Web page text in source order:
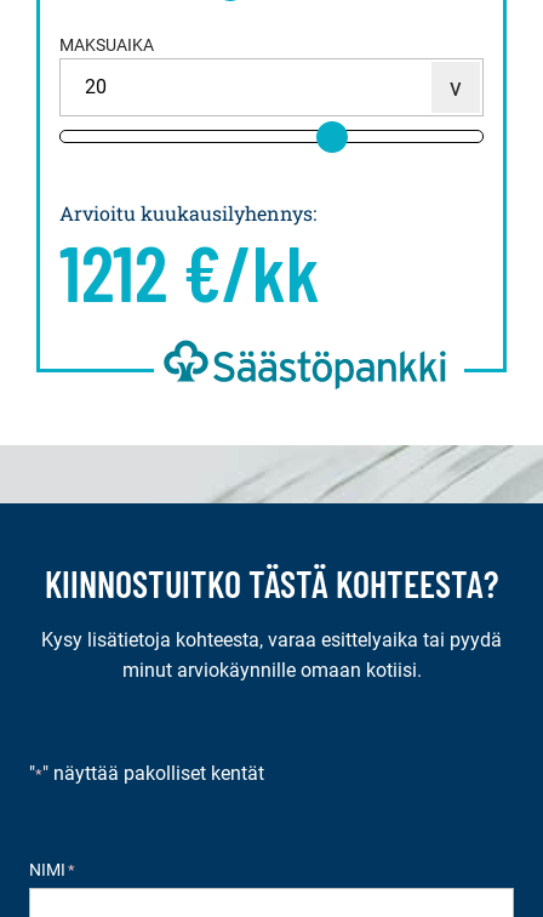
MAKSUAIKA
Arvioitu kuukausilyhennys:
1212 €/kk
KIINNOSTUITKO TÄSTÄ KOHTEESTA?
Kysy lisätietoja kohteesta, varaa esittelyaika tai pyydä
minut arviokäynnille omaan kotiisi.
"*" näyttää pakolliset kentät
NIMI *